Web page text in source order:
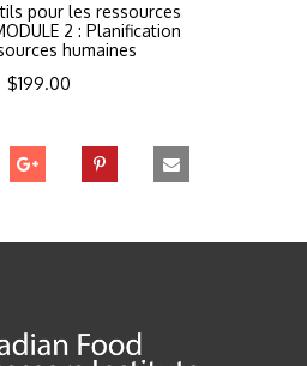
pour les ressources
2 : Planification
humaines
$199.00